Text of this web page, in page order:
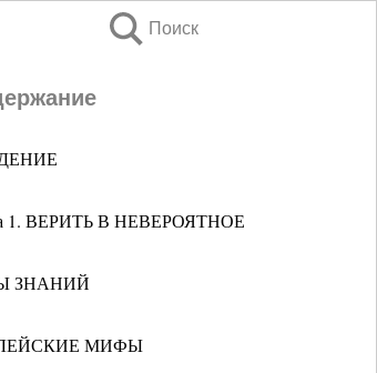
Поиск
1. ВЕРИТЬ В НЕВЕРОЯТНОЕ
ЗНАНИЙ
МИФЫ